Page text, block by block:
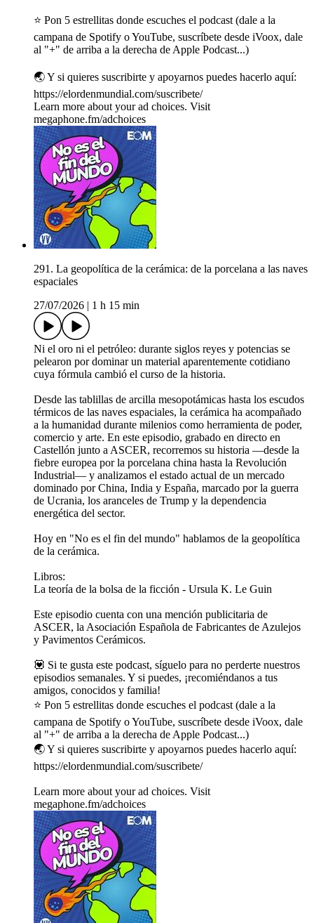
⭐️ Pon 5 estrellitas donde escuches el podcast (dale a la
campana de Spotify o YouTube, suscríbete desde iVoox, dale
al "+" de arriba a la derecha de Apple Podcast...)
🌏 Y si quieres suscribirte y apoyarnos puedes hacerlo aquí:
https://elordenmundial.com/suscribete/
Learn more about your ad choices. Visit
megaphone.fm/adchoices
291. La geopolítica de la cerámica: de la porcelana a las naves
espaciales
27/07/2026
1 h 15 min
Ni el oro ni el petróleo: durante siglos reyes y potencias se
pelearon por dominar un material aparentemente cotidiano
cuya fórmula cambió el curso de la historia.
Desde las tablillas de arcilla mesopotámicas hasta los escudos
térmicos de las naves espaciales, la cerámica ha acompañado
a la humanidad durante milenios como herramienta de poder,
comercio y arte. En este episodio, grabado en directo en
Castellón junto a ASCER, recorremos su historia —desde la
fiebre europea por la porcelana china hasta la Revolución
Industrial— y analizamos el estado actual de un mercado
dominado por China, India y España, marcado por la guerra
de Ucrania, los aranceles de Trump y la dependencia
energética del sector.
Hoy en "No es el fin del mundo" hablamos de la geopolítica
de la cerámica.
Libros:
La teoría de la bolsa de la ficción - Ursula K. Le Guin
Este episodio cuenta con una mención publicitaria de
ASCER, la Asociación Española de Fabricantes de Azulejos
y Pavimentos Cerámicos.
💟 Si te gusta este podcast, síguelo para no perderte nuestros
episodios semanales. Y si puedes, ¡recomiéndanos a tus
amigos, conocidos y familia!
⭐️ Pon 5 estrellitas donde escuches el podcast (dale a la
campana de Spotify o YouTube, suscríbete desde iVoox, dale
al "+" de arriba a la derecha de Apple Podcast...)
🌏 Y si quieres suscribirte y apoyarnos puedes hacerlo aquí:
https://elordenmundial.com/suscribete/
Learn more about your ad choices. Visit
megaphone.fm/adchoices